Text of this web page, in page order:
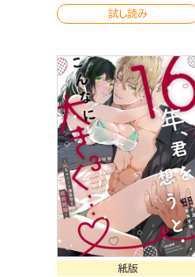
試し読み
紙版